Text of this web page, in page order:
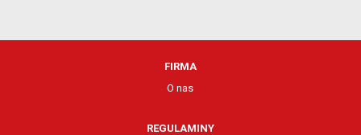
FIRMA
O nas
REGULAMINY